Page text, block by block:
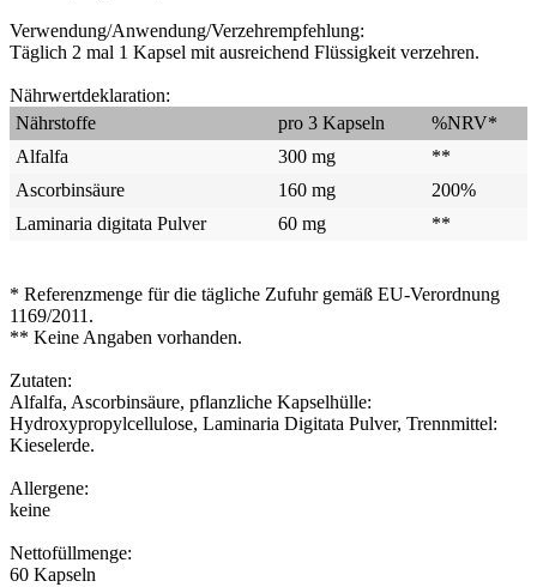
Verwendung/Anwendung/Verzehrempfehlung:
Täglich 2 mal 1 Kapsel mit ausreichend Flüssigkeit verzehren.
Nährwertdeklaration:
Nährstoffe
pro 3 Kapseln
%NRV*
Alfalfa
300 mg
**
Ascorbinsäure
160 mg
200%
Laminaria digitata Pulver
60 mg **
* Referenzmenge für die tägliche Zufuhr gemäß EU-Verordnung
1169/2011.
** Keine Angaben vorhanden.
Zutaten:
Alfalfa, Ascorbinsäure, pflanzliche Kapselhülle:
Hydroxypropylcellulose, Laminaria Digitata Pulver, Trennmittel:
Kieselerde.
Allergene:
keine
Nettofüllmenge:
60 Kapseln